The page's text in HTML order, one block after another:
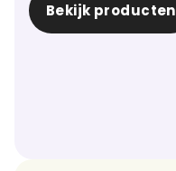
Bekijk producten